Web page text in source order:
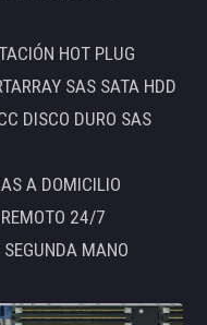
HOT PLUG
SAS SATA HDD
DISCO DURO SAS
A DOMICILIO
24/7
MANO